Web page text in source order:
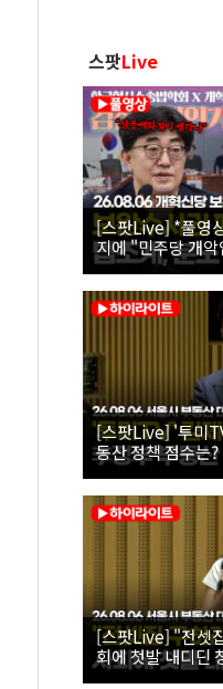
스팟Live
[스팟Live] *풀영
지에 "민주당 개
26.08.06 개혁신당
[스팟Live] '투미
동산 정책 점수는
대토론회
[스팟Live] "전셋
회에 첫발 내디딘
시 부동산 대토론